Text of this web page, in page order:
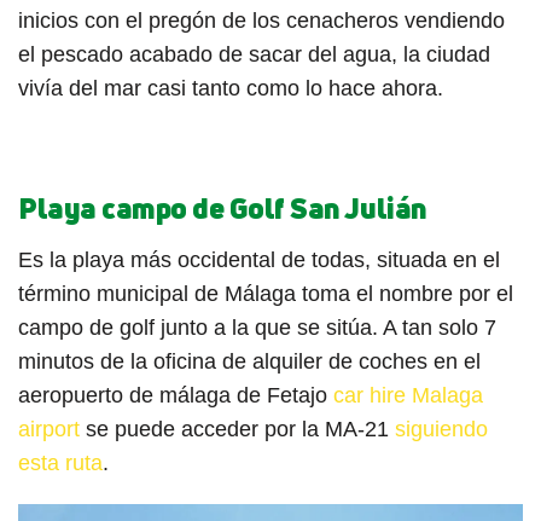
inicios con el pregón de los cenacheros vendiendo
el pescado acabado de sacar del agua, la ciudad
vivía del mar casi tanto como lo hace ahora.
Playa campo de Golf San Julián
Es la playa más occidental de todas, situada en el
término municipal de Málaga toma el nombre por el
campo de golf junto a la que se sitúa. A tan solo 7
minutos de la oficina de alquiler de coches en el
aeropuerto de málaga de Fetajo car hire Malaga
airport se puede acceder por la MA-21 siguiendo
esta ruta.